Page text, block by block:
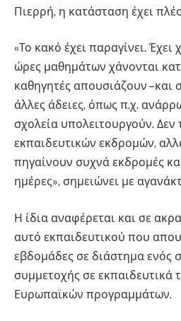
Πιερρή, η κατάσταση έχει
«Το κακό έχει παραγίνει. Έχει
ώρες μαθημάτων χάνονται
καθηγητές απουσιάζουν –και
άλλες άδειες, όπως π.χ.
σχολεία υπολειτουργούν.
εκπαιδευτικών εκδρομών,
πηγαίνουν συχνά εκδρομές
ημέρες», σημειώνει με
Η ίδια αναφέρεται και σε
αυτό εκπαιδευτικού που
εβδομάδες σε διάστημα ενός
συμμετοχής σε εκπαιδευτικά
Ευρωπαϊκών προγραμμάτων.